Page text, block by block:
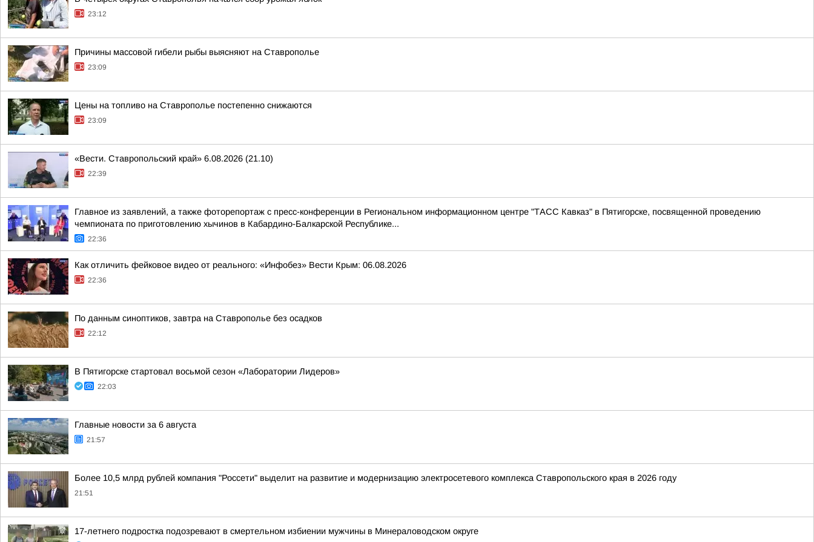
23:12
Причины массовой гибели рыбы выясняют на Ставрополье
23:09
Цены на топливо на Ставрополье постепенно снижаются
23:09
«Вести. Ставропольский край» 6.08.2026 (21.10)
22:39
Главное из заявлений, а также фоторепортаж с пресс-конференции в Региональном информационном центре "ТАСС Кавказ" в Пятигорске, посвященной проведению
чемпионата по приготовлению хычинов в Кабардино-Балкарской Республике...
22:36
Как отличить фейковое видео от реального: «Инфобез» Вести Крым: 06.08.2026
22:36
По данным синоптиков, завтра на Ставрополье без осадков
22:12
В Пятигорске стартовал восьмой сезон «Лаборатории Лидеров»
22:03
Главные новости за 6 августа
21:57
Более 10,5 млрд рублей компания "Россети" выделит на развитие и модернизацию электросетевого комплекса Ставропольского края в 2026 году
21:51
17-летнего подростка подозревают в смертельном избиении мужчины в Минераловодском округе